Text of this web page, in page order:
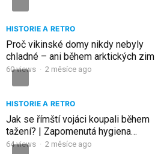
HISTORIE A RETRO
Proč vikinské domy nikdy nebyly
chladné – ani během arktických zim
60views · 2 měsíce ago
HISTORIE A RETRO
Jak se římští vojáci koupali během
tažení? | Zapomenutá hygiena
starověkého Říma
64views · 2 měsíce ago